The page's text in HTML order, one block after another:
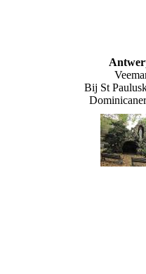
Bij St